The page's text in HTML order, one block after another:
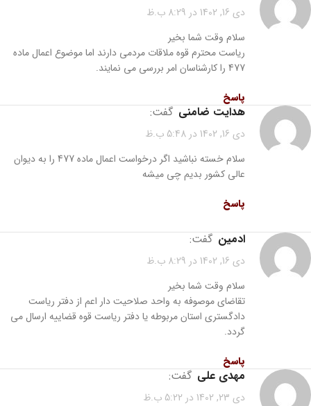
دی 16, 1402 در 8:29 ب.ظ
سلام وقت شما بخیر
ریاست محترم قوه ملاقات مردمی دارند اما موضوع اعمال ماده
477 را کارشناسان امر بررسی می نمایند.
پاسخ
هدایت ضامنی گفت:
دی 16, 1402 در 5:48 ب.ظ
سلام خسته نباشید اگر درخواست اعمال ماده 477 را به دیوان
عالی کشور بدیم چی میشه
پاسخ
ادمین گفت:
دی 16, 1402 در 8:29 ب.ظ
سلام وقت شما بخیر
تقاضای موصوفه به واحد صلاحیت دار اعم از دفتر ریاست
دادگستری استان مربوطه یا دفتر ریاست قوه قضاییه ارسال می
گردد.
پاسخ
مهدی علی گفت:
دی 23, 1402 در 5:22 ب.ظ